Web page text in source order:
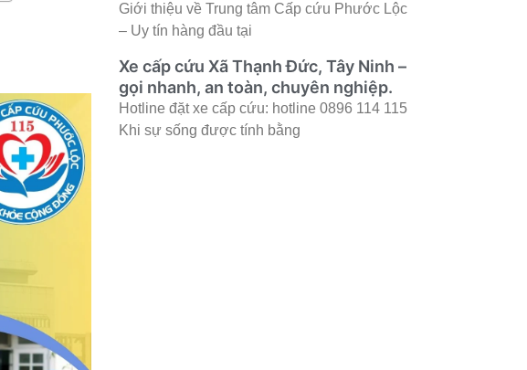
Giới thiệu về Trung tâm Cấp cứu Phước Lộc
– Uy tín hàng đầu tại
Xe cấp cứu Xã Thạnh Đức, Tây Ninh –
gọi nhanh, an toàn, chuyên nghiệp.
Hotline đặt xe cấp cứu: hotline 0896 114 115
Khi sự sống được tính bằng